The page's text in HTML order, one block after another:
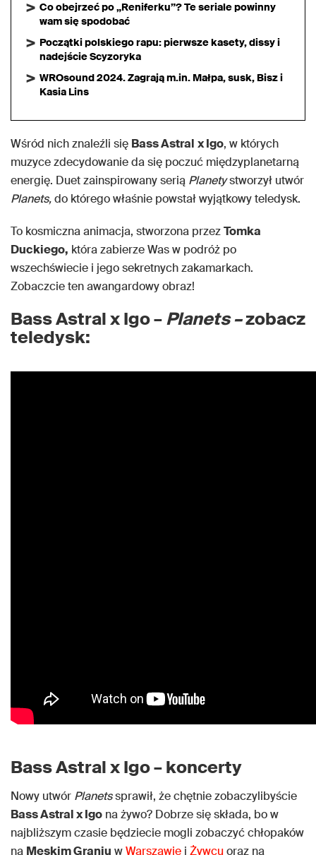
Co obejrzeć po „Reniferku”? Te seriale powinny
wam się spodobać
Początki polskiego rapu: pierwsze kasety, dissy i
nadejście Scyzoryka
WROsound 2024. Zagrają m.in. Małpa, susk, Bisz i
Kasia Lins
Wśród nich znaleźli się Bass Astral x Igo, w których
muzyce zdecydowanie da się poczuć międzyplanetarną
energię. Duet zainspirowany serią Planetystworzył utwór
Planets,do którego właśnie powstał wyjątkowy teledysk.
To kosmiczna animacja, stworzona przezTomka
Duckiego, która zabierze Was w podróż po
wszechświecie i jego sekretnych zakamarkach.
Zobaczcie ten awangardowy obraz!
Bass Astral x Igo –Planets –zobacz
teledysk:
Bass Astral x Igo – koncerty
Nowy utwór Planetssprawił, że chętnie zobaczylibyście
Bass Astral x Igo na żywo? Dobrze się składa, bo w
najbliższym czasie będziecie mogli zobaczyć chłopaków
na Męskim Graniu wWarszawie i Żywcuoraz na